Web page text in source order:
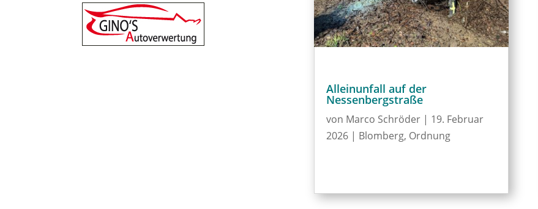
Alleinunfall auf der
Nessenbergstraße
von Marco Schröder| 19. Februar
2026| Blomberg, Ordnung